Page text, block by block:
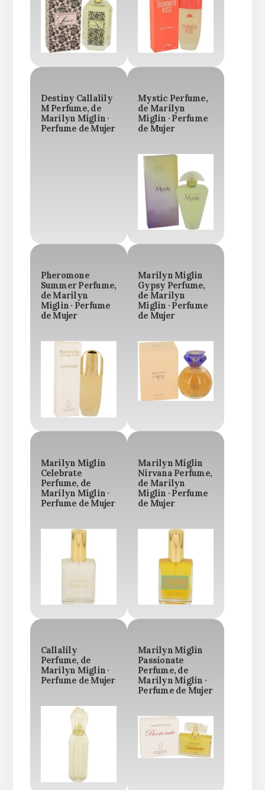
Destiny Callalily
M Perfume, de
Marilyn Miglin ·
Perfume de Mujer
Mystic Perfume,
de Marilyn
Miglin · Perfume
de Mujer
Pheromone
Summer Perfume,
de Marilyn
Miglin · Perfume
de Mujer
Marilyn Miglin
Gypsy Perfume,
de Marilyn
Miglin · Perfume
de Mujer
Marilyn Miglin
Celebrate
Perfume, de
Marilyn Miglin ·
Perfume de Mujer
Marilyn Miglin
Nirvana Perfume,
de Marilyn
Miglin · Perfume
de Mujer
Callalily
Perfume, de
Marilyn Miglin ·
Perfume de Mujer
Marilyn Miglin
Passionate
Perfume, de
Marilyn Miglin ·
Perfume de Mujer